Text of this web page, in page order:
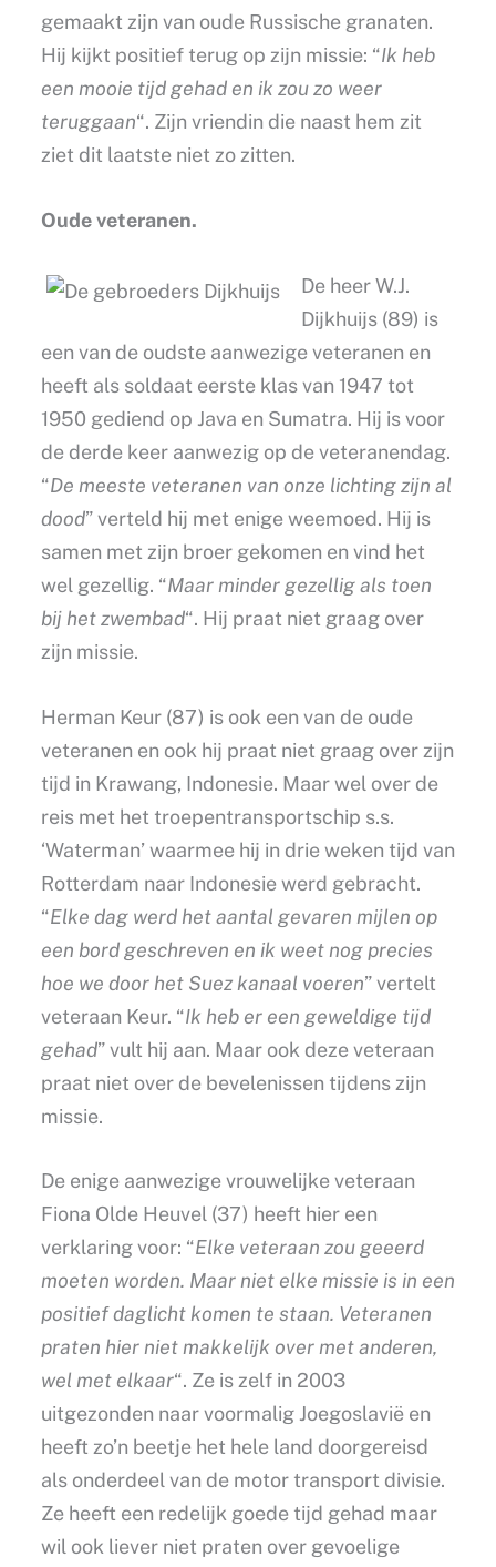
gemaakt zijn van oude Russische granaten.
Hij kijkt positief terug op zijn missie: “Ik heb
een mooie tijd gehad en ik zou zo weer
teruggaan“. Zijn vriendin die naast hem zit
ziet dit laatste niet zo zitten.
Oude veteranen.
De heer W.J.
Dijkhuijs (89) is
een van de oudste aanwezige veteranen en
heeft als soldaat eerste klas van 1947 tot
1950 gediend op Java en Sumatra. Hij is voor
de derde keer aanwezig op de veteranendag.
“De meeste veteranen van onze lichting zijn al
dood” verteld hij met enige weemoed. Hij is
samen met zijn broer gekomen en vind het
wel gezellig. “Maar minder gezellig als toen
bij het zwembad“. Hij praat niet graag over
zijn missie.
Herman Keur (87) is ook een van de oude
veteranen en ook hij praat niet graag over zijn
tijd in Krawang, Indonesie. Maar wel over de
reis met het troepentransportschip s.s.
‘Waterman’ waarmee hij in drie weken tijd van
Rotterdam naar Indonesie werd gebracht.
“Elke dag werd het aantal gevaren mijlen op
een bord geschreven en ik weet nog precies
hoe we door het Suez kanaal voeren” vertelt
veteraan Keur. “Ik heb er een geweldige tijd
gehad” vult hij aan. Maar ook deze veteraan
praat niet over de bevelenissen tijdens zijn
missie.
De enige aanwezige vrouwelijke veteraan
Fiona Olde Heuvel (37) heeft hier een
verklaring voor: “Elke veteraan zou geeerd
moeten worden. Maar niet elke missie is in een
positief daglicht komen te staan. Veteranen
praten hier niet makkelijk over met anderen,
wel met elkaar“. Ze is zelf in 2003
uitgezonden naar voormalig Joegoslavië en
heeft zo’n beetje het hele land doorgereisd
als onderdeel van de motor transport divisie.
Ze heeft een redelijk goede tijd gehad maar
wil ook liever niet praten over gevoelige